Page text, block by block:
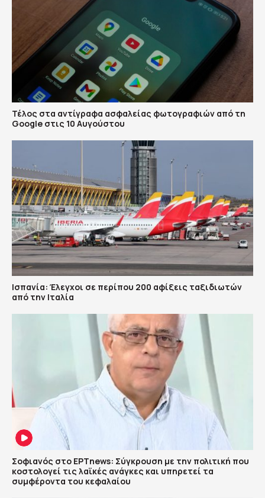
Τέλος στα αντίγραφα ασφαλείας φωτογραφιών από τη
Google στις 10 Αυγούστου
Ισπανία: Έλεγχοι σε περίπου 200 αφίξεις ταξιδιωτών
από την Ιταλία
Σοφιανός στο ΕΡΤnews: Σύγκρουση με την πολιτική που
κοστολογεί τις λαϊκές ανάγκες και υπηρετεί τα
συμφέροντα του κεφαλαίου